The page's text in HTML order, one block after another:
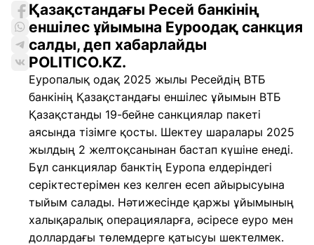
Қазақстандағы Ресей банкінің
еншілес ұйымына Еуроодақ санкция
салды, деп хабарлайды
POLITICO.KZ.
Еуропалық одақ 2025 жылы Ресейдің ВТБ
банкінің Қазақстандағы еншілес ұйымын ВТБ
Қазақстанды 19-бейне санкциялар пакеті
аясында тізімге қосты. Шектеу шаралары 2025
жылдың 2 желтоқсанынан бастап күшіне енеді.
Бұл санкциялар банктің Еуропа елдеріндегі
серіктестерімен кез келген есеп айырысуына
тыйым салады. Нәтижесінде қаржы ұйымының
халықаралық операцияларға, әсіресе еуро мен
доллардағы төлемдерге қатысуы шектелмек.